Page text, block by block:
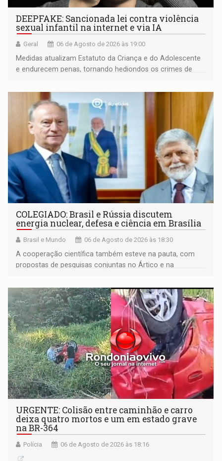
DEEPFAKE: Sancionada lei contra violência
sexual infantil na internet e via IA
Geral 06 de Agosto de 2026 às 19:00
Medidas atualizam Estatuto da Criança e do Adolescente
e endurecem penas, tornando hediondos os crimes de
COLEGIADO: Brasil e Rússia discutem
energia nuclear, defesa e ciência em Brasília
Brasil e Mundo 06 de Agosto de 2026 às 18:30
A cooperação científica também esteve na pauta, com
propostas de pesquisas conjuntas no Ártico e na
URGENTE: Colisão entre caminhão e carro
deixa quatro mortos e um em estado grave
na BR-364
Polícia 06 de Agosto de 2026 às 18:16